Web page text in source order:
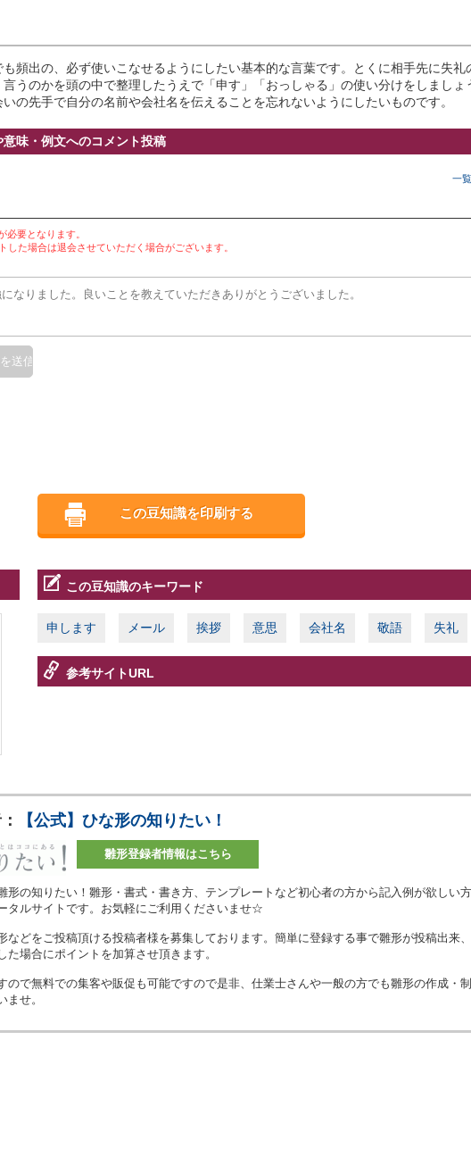
も頻出の、必ず使いこなせるようにしたい基本的な言葉です。とくに相手先に失礼
うのかを頭の中で整理したうえで「申す」「おっしゃる」の使い分けをしましょ
の先手で自分の名前や会社名を伝えることを忘れないようにしたいものです。
意味・例文へのコメント投稿
一
必要となります。
た場合は退会させていただく場合がございます。
この豆知識を印刷する
この豆知識のキーワード
申します メール 挨拶 意思 会社名 敬語 失礼
参考サイトURL
【公式】ひな形の知りたい！
雛形登録者情報はこちら
形の知りたい！雛形・書式・書き方、テンプレートなど初心者の方から記入例が欲しい
タルサイトです。お気軽にご利用くださいませ☆
などをご投稿頂ける投稿者様を募集しております。簡単に登録する事で雛形が投稿出来
場合にポイントを加算させ頂きます。
ので無料での集客や販促も可能ですので是非、仕業士さんや一般の方でも雛形の作成・
せ。